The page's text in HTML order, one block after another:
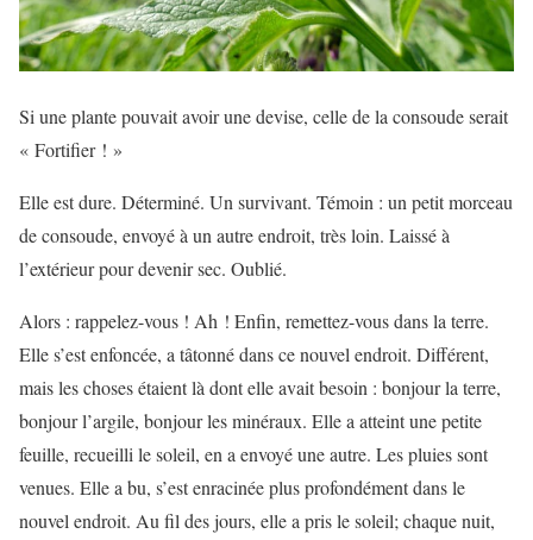
Si une plante pouvait avoir une devise, celle de la consoude serait
« Fortifier ! »
Elle est dure. Déterminé. Un survivant. Témoin : un petit morceau
de consoude, envoyé à un autre endroit, très loin. Laissé à
l’extérieur pour devenir sec. Oublié.
Alors : rappelez-vous ! Ah ! Enfin, remettez-vous dans la terre.
Elle s’est enfoncée, a tâtonné dans ce nouvel endroit. Différent,
mais les choses étaient là dont elle avait besoin : bonjour la terre,
bonjour l’argile, bonjour les minéraux. Elle a atteint une petite
feuille, recueilli le soleil, en a envoyé une autre. Les pluies sont
venues. Elle a bu, s’est enracinée plus profondément dans le
nouvel endroit. Au fil des jours, elle a pris le soleil; chaque nuit,